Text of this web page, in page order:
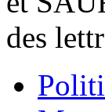
des